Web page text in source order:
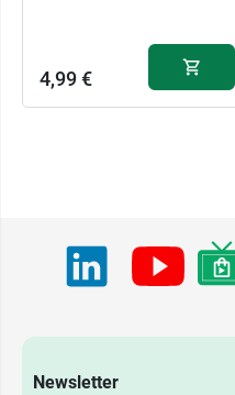
4,99 €
Newsletter